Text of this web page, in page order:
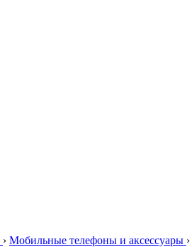
› Мобильные телефоны и аксессуары ›